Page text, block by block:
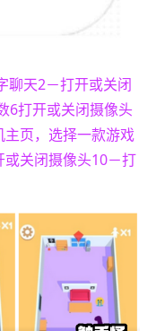
聊天2－打开或关闭
6打开或关闭摄像头
页，选择一款游戏
关闭摄像头10－打